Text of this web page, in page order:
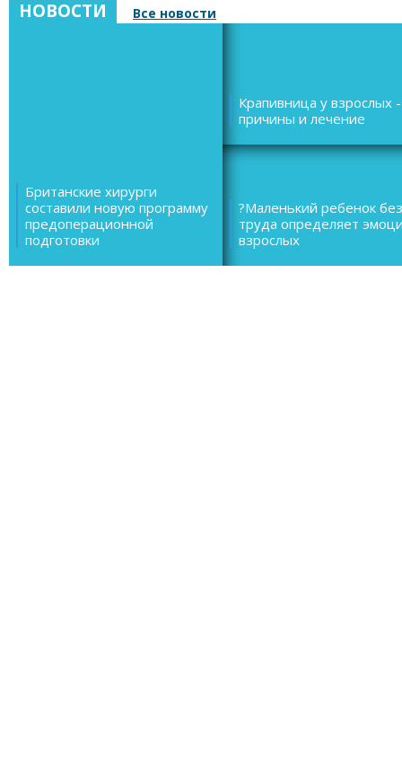
НОВОСТИ Все новости
Британские хирурги
составили новую программу
предоперационной
подготовки
Крапивница у взрослых -
причины и лечение
?Маленький ребенок без
труда определяет
взрослых